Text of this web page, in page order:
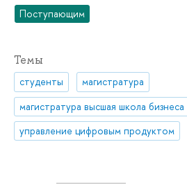
Поступающим
Темы
студенты
магистратура
магистратура высшая школа бизнеса
управление цифровым продуктом